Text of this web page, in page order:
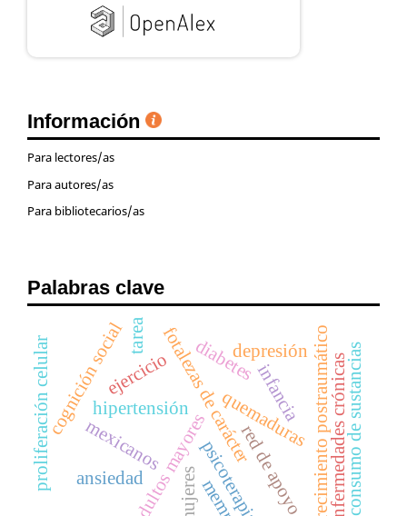
Información
Para lectores/as
Para autores/as
Para bibliotecarios/as
Palabras clave
fotalezas de carácter
adultos mayores
hipertensión
diabetes
mexicanos quemaduras crecimiento postraumático
red de apoyo
cognición social depresión
ansiedad mujerespsicoterapia
infancia
memri
ejercicio
proliferación celular enfermedades crónicasconsumo de sustancias
tarea